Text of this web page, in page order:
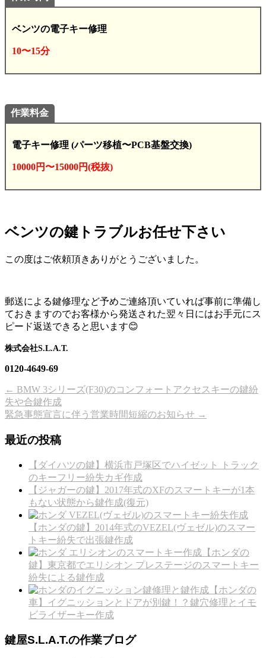
ベンツの電子キー修理
10〜15分
作業料金
電子キー修理 (パーツ移植〜PCB基盤交換)
10000円〜15000円(税抜)
ベンツの鍵トラブルお任せ下さい
この度はご依頼頂きありがとうございました。
郵送による鍵修理など予めご連絡頂いていれば事前に準備し
ておきますのでお客様から発送された翌々日にはお手元にス
ピード返送できると思います😊
株式会社S.L.A.T.
0120-4649-69
← BMW 3シリーズ(F30)のコンフォートアクセスキーの鍵紛
失や合鍵作成
緊急事態宣言に伴う営業時間短縮のお知らせ →
最近の投稿
【ダイハツの鍵】横浜市戸塚区でハイゼット トラック
のキーフリー紛失カギ作成
【ジャガーの鍵】2017年式のXFのスマートキーが1本
もない状態から鍵作成(復元)
【ホンダの鍵】2014年式のVEZEL(ヴェゼル)のスマー
トキー紛失で出張鍵作成
【ホンダの
鍵】東京都でエリシオン プレステージのスマートキー
紛失による鍵作成
【ホンダの
車】イグニッションとドアが別鍵！？鍵穴修理とイモ
ビライザーキー作成
鍵屋S.L.A.T.の作業ブログ